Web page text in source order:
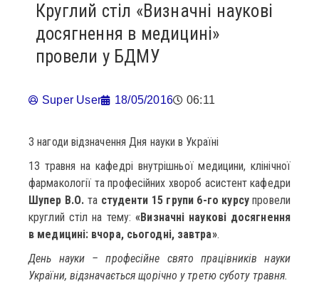
Круглий стіл «Визначні наукові
досягнення в медицині»
провели у БДМУ
Super User 18/05/2016 06:11
З нагоди відзначення Дня науки в Україні
13 травня на кафедрі внутрішньої медицини, клінічної
фармакології та професійних хвороб асистент кафедри
Шупер В.О. та студенти 15 групи 6-го курсупровели
круглий стіл на тему:«Визначні наукові досягнення
в медицині: вчора, сьогодні, завтра».
День науки – професійне свято працівників науки
України, відзначається щорічно у третю суботу травня.